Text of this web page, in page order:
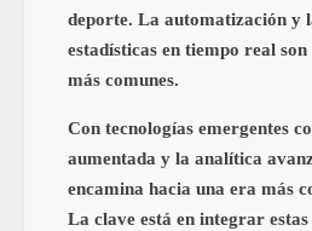
deporte. La automatización y
estadísticas en tiempo real son
más comunes.
Con tecnologías emergentes
aumentada y la analítica
encamina hacia una era más
La clave está en integrar